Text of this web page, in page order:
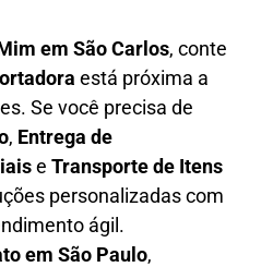
em São Carlos, conte
está próxima a
Se você precisa de
, Entrega de
e Transporte de Itens
personalizadas com
ágil.
em São Paulo,